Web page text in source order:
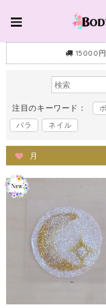
15000
注目のキーワード：
バラ
ネイル
月